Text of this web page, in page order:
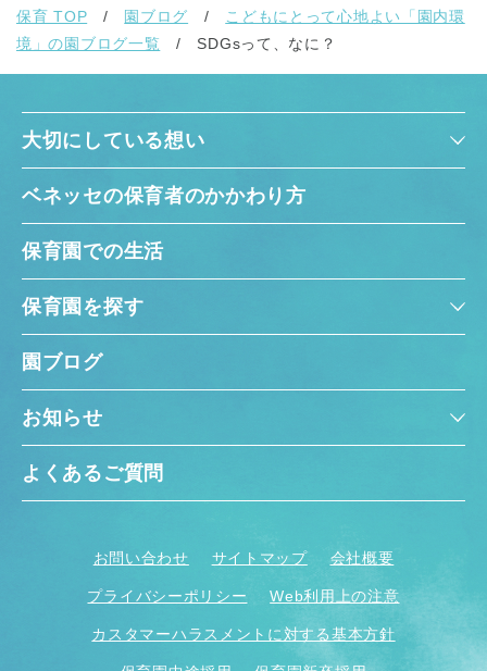
保育 TOP 園ブログ
こどもにとって心地よい「園内環
境」の園ブログ一覧
SDGsって、なに？
大切にしている想い
ベネッセの保育者のかかわり方
保育園での生活
保育園を探す
園ブログ
お知らせ
よくあるご質問
お問い合わせ サイトマップ 会社概要
プライバシーポリシー Web利用上の注意
カスタマーハラスメントに対する基本方針